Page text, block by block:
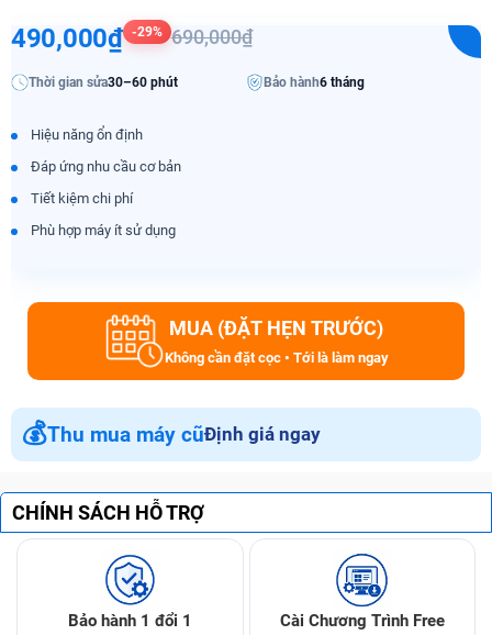
490,000₫ -29% 690,000₫
Thời gian sửa30–60 phút Bảo hành6 tháng
Hiệu năng ổn định
Đáp ứng nhu cầu cơ bản
Tiết kiệm chi phí
Phù hợp máy ít sử dụng
MUA (ĐẶT HẸN TRƯỚC)
Không cần đặt cọc • Tới là làm ngay
💰Thu mua máy cũĐịnh giá ngay
CHÍNH SÁCH HỖ TRỢ
Bảo hành 1 đổi 1 Cài Chương Trình Free